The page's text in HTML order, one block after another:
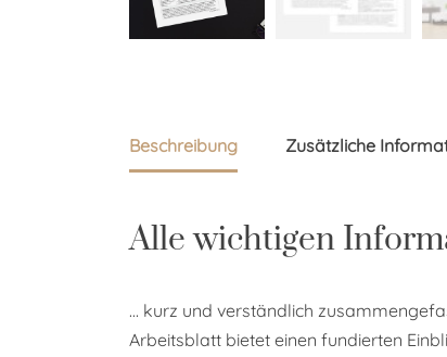
Beschreibung Zusätzliche
Alle wichtigen
… kurz und verständlich
Arbeitsblatt bietet einen fundierten